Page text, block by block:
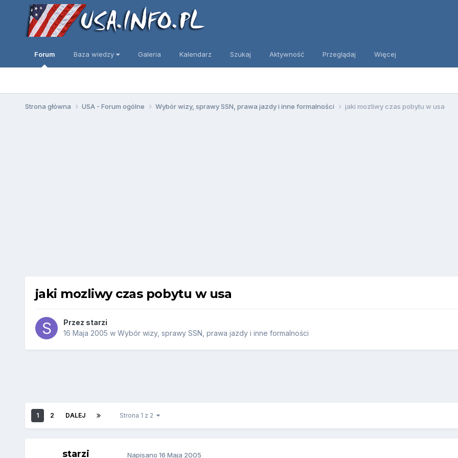
Forum Baza wiedzy Galeria Kalendarz Szukaj Aktywność Przeglądaj Więcej
Strona główna USA - Forum ogólne Wybór wizy, sprawy SSN, prawa jazdy i inne formalności jaki mozliwy czas pobytu w usa
jaki mozliwy czas pobytu w usa
Przez starzi
16 Maja 2005 w Wybór wizy, sprawy SSN, prawa jazdy i inne formalności
1 2 DALEJ Strona 1 z 2
starzi Napisano 16 Maja 2005